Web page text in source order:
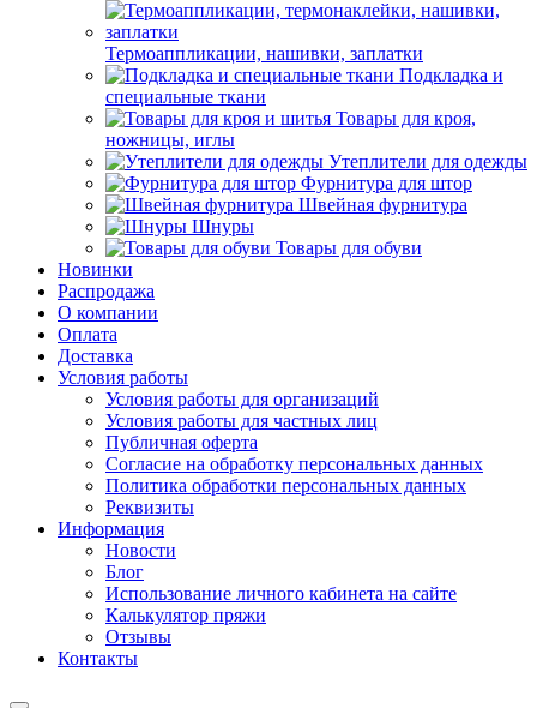
Термоаппликации, нашивки, заплатки
Подкладка и
специальные ткани
Товары для кроя,
ножницы, иглы
Утеплители для одежды
Фурнитура для штор
Швейная фурнитура
Шнуры
Товары для обуви
Новинки
Распродажа
О компании
Оплата
Доставка
Условия работы
Условия работы для организаций
Условия работы для частных лиц
Публичная оферта
Согласие на обработку персональных данных
Политика обработки персональных данных
Реквизиты
Информация
Новости
Блог
Использование личного кабинета на сайте
Калькулятор пряжи
Отзывы
Контакты